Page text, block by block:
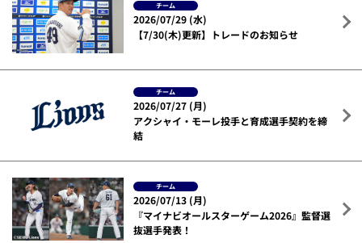
チーム
2026/07/29 (水)
【7/30(木)更新】トレードのお知らせ
チーム
2026/07/27 (月)
アクシャイ・モーレ投手と育成選手契約を締
結
チーム
2026/07/13 (月)
『マイナビオールスターゲーム2026』監督選
抜選手発表！